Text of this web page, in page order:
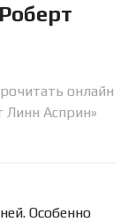
онлайн
Линн Асприн»
Особенно